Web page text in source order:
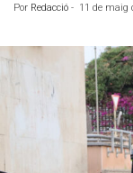
Por Redacció - 11 de maig